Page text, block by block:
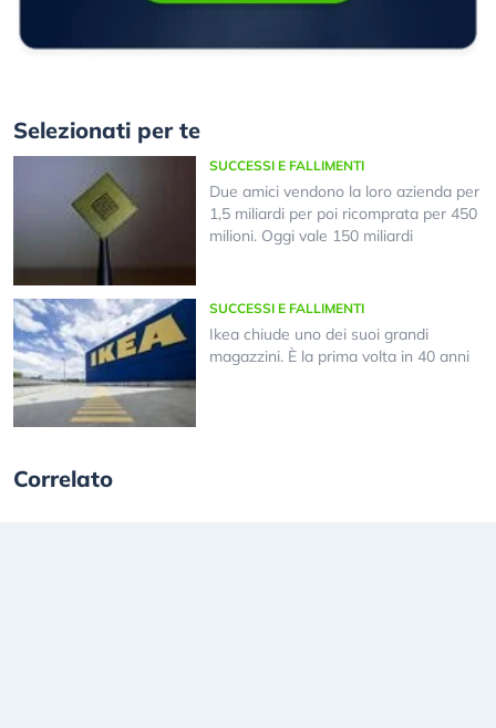
Selezionati per te
SUCCESSI E FALLIMENTI
Due amici vendono la loro azienda per
1,5 miliardi per poi ricomprata per 450
milioni. Oggi vale 150 miliardi
SUCCESSI E FALLIMENTI
Ikea chiude uno dei suoi grandi
magazzini. È la prima volta in 40 anni
Correlato